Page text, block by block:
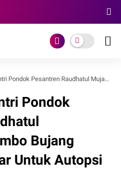
Raudhatul Mujawwidin Rimbo Bujang Bakal Dibongkar Untuk Autopsi
Pondok
Bujang
Untuk Autopsi